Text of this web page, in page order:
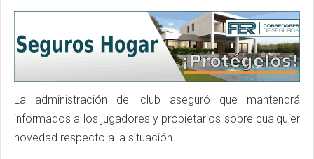
La administración del club aseguró que mantendrá
informados a los jugadores y propietarios sobre cualquier
novedad respecto a la situación.